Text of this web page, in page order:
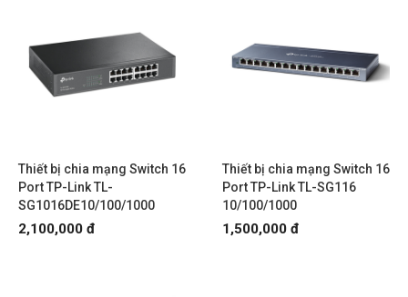
Thiết bị chia mạng Switch 16
Port TP-Link TL-
SG1016DE10/100/1000
2,100,000 đ
Thiết bị chia mạng Switch 16
Port TP-Link TL-SG116
10/100/1000
1,500,000 đ